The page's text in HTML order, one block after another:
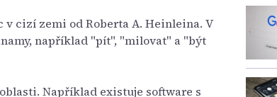
cizí zemi od Roberta A. Heinleina. V
například "pít", "milovat" a "být
Například existuje software s